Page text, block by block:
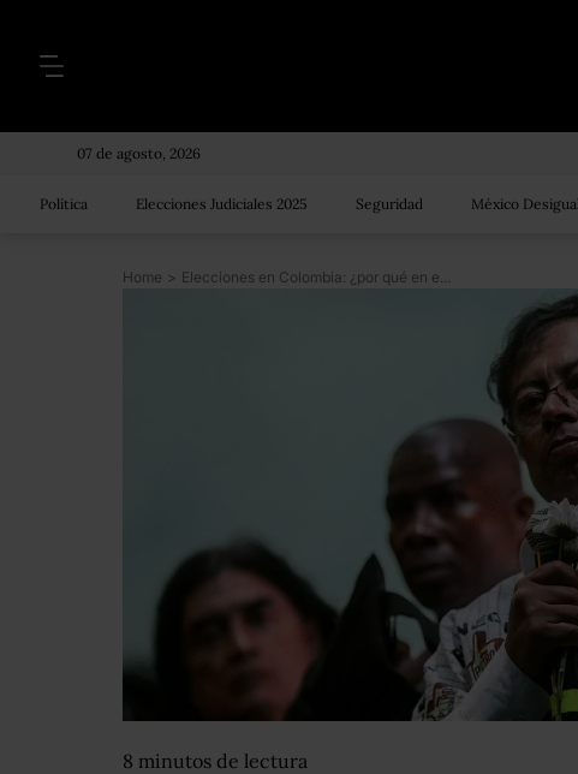
07 de agosto, 2026
Política Elecciones Judiciales 2025 Seguridad México
Home > Elecciones en Colombia: ¿por qué en este país nunca triunfó un candidato de izquierda y podrá Gustavo Petro romper esta tendencia?
8 minutos de lectura